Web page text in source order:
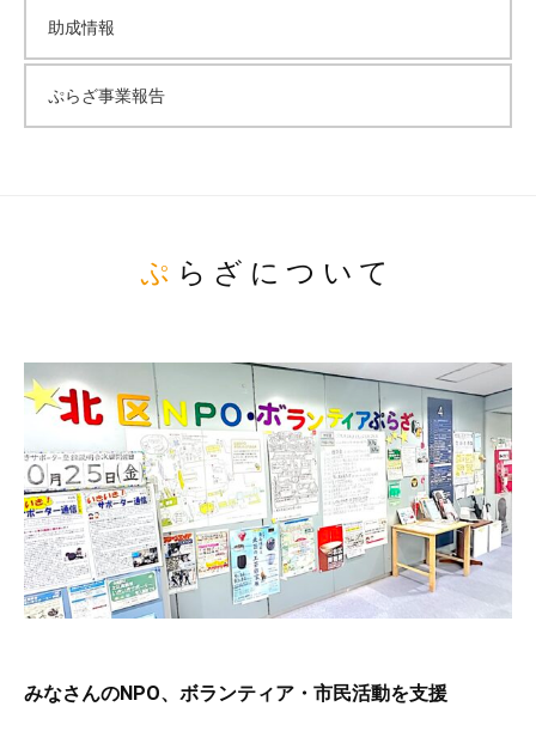
助成情報
ぷらざ事業報告
ぷらざについて
みなさんのNPO、ボランティア・市民活動を支援